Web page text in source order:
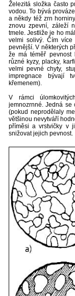
Železitá složka často
vodou. To bývá
a někdy též zrn
znovu zpevní, záleží
tmele. Jestliže je ho
velmi solivý. Čím
pevnější. V některých
že má téměř pevnost
různé kyzy, placky,
velmi pevné chyty,
impregnace bývají
křemenem).
V rámci
jemnozrnné. Jedná se
(pokud neprodělaly
většinou nevytváří
příměsi a vrstvičky v
snižovat jejich pevnost.